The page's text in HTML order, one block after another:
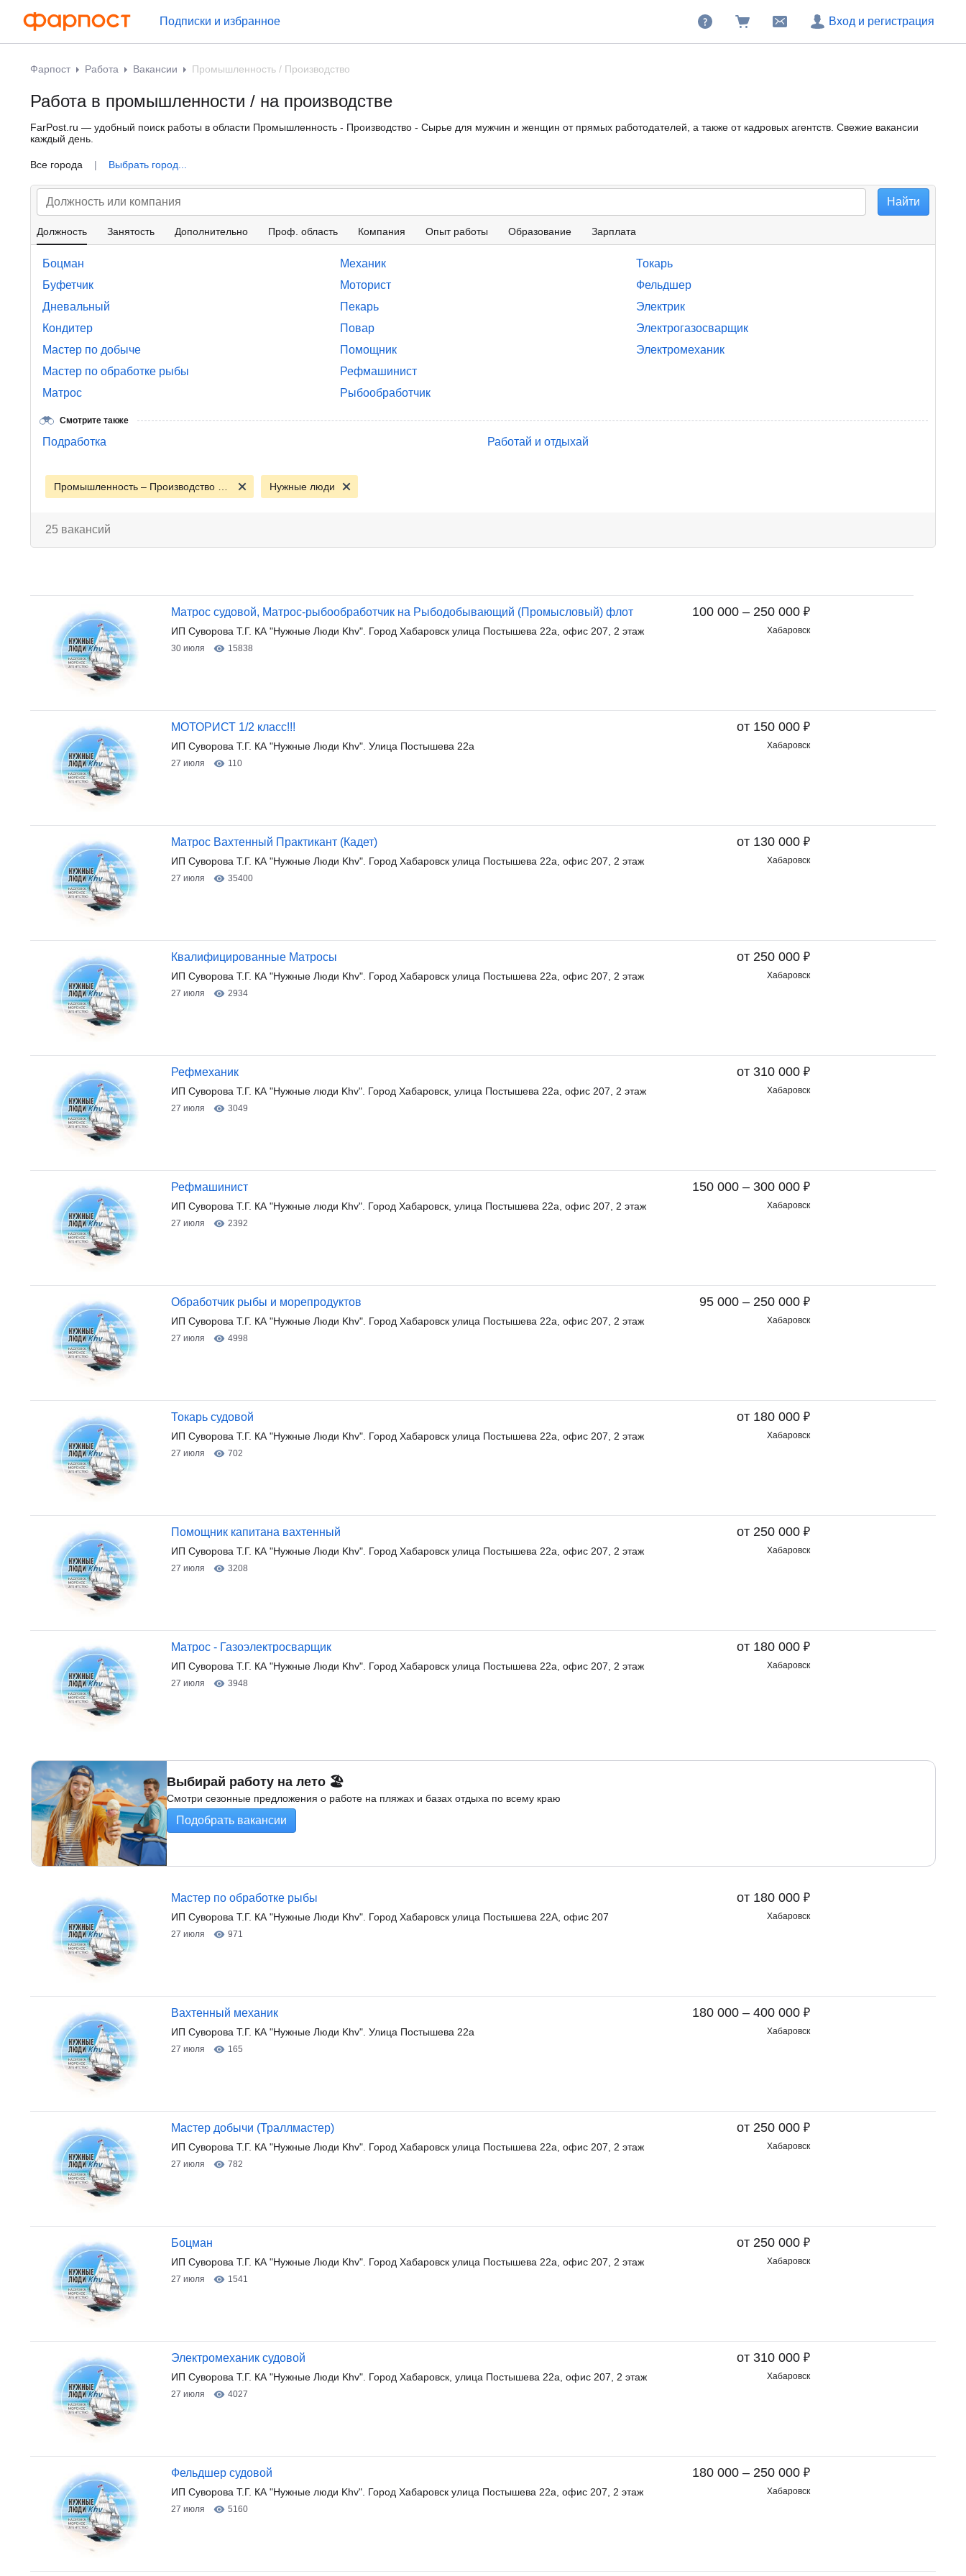
Подписки и избранное Вход и регистрация
Фарпост Работа Вакансии Промышленность / Производство
Работа в промышленности / на производстве
FarPost.ru — удобный поиск работы в области Промышленность - Производство - Сырье для мужчин и женщин от прямых работодателей, а также от кадровых агентств. Свежие вакансии
каждый день.
Все города | Выбрать город...
Должность Занятость Дополнительно Проф. область Компания Опыт работы Образование Зарплата
Боцман
Буфетчик
Дневальный
Кондитер
Мастер по добыче
Мастер по обработке рыбы
Матрос
Механик
Моторист
Пекарь
Повар
Помощник
Рефмашинист
Рыбообработчик
Токарь
Фельдшер
Электрик
Электрогазосварщик
Электромеханик
Смотрите также
Подработка Работай и отдыхай
Нужные люди
25 вакансий
100 000 – 250 000 ₽
Хабаровск
Матрос судовой, Матрос-рыбообработчик на Рыбодобывающий (Промысловый) флот
ИП Суворова Т.Г. КА "Нужные Люди Khv". Город Хабаровск улица Постышева 22а, офис 207, 2 этаж
30 июля 15838
от 150 000 ₽
Хабаровск
МОТОРИСТ 1/2 класс!!!
ИП Суворова Т.Г. КА "Нужные Люди Khv". Улица Постышева 22а
27 июля 110
от 130 000 ₽
Хабаровск
Матрос Вахтенный Практикант (Кадет)
ИП Суворова Т.Г. КА "Нужные Люди Khv". Город Хабаровск улица Постышева 22а, офис 207, 2 этаж
27 июля 35400
от 250 000 ₽
Хабаровск
Квалифицированные Матросы
ИП Суворова Т.Г. КА "Нужные Люди Khv". Город Хабаровск улица Постышева 22а, офис 207, 2 этаж
27 июля 2934
от 310 000 ₽
Хабаровск
Рефмеханик
ИП Суворова Т.Г. КА "Нужные люди Khv". Город Хабаровск, улица Постышева 22а, офис 207, 2 этаж
27 июля 3049
150 000 – 300 000 ₽
Хабаровск
Рефмашинист
ИП Суворова Т.Г. КА "Нужные люди Khv". Город Хабаровск, улица Постышева 22а, офис 207, 2 этаж
27 июля 2392
95 000 – 250 000 ₽
Хабаровск
Обработчик рыбы и морепродуктов
ИП Суворова Т.Г. КА "Нужные Люди Khv". Город Хабаровск улица Постышева 22а, офис 207, 2 этаж
27 июля 4998
от 180 000 ₽
Хабаровск
Токарь судовой
ИП Суворова Т.Г. КА "Нужные Люди Khv". Город Хабаровск улица Постышева 22а, офис 207, 2 этаж
27 июля 702
от 250 000 ₽
Хабаровск
Помощник капитана вахтенный
ИП Суворова Т.Г. КА "Нужные Люди Khv". Город Хабаровск улица Постышева 22а, офис 207, 2 этаж
27 июля 3208
от 180 000 ₽
Хабаровск
Матрос - Газоэлектросварщик
ИП Суворова Т.Г. КА "Нужные Люди Khv". Город Хабаровск улица Постышева 22а, офис 207, 2 этаж
27 июля 3948
Выбирай работу на лето 🏖
Смотри сезонные предложения о работе на пляжах и базах отдыха по всему краю
Подобрать вакансии
от 180 000 ₽
Хабаровск
Мастер по обработке рыбы
ИП Суворова Т.Г. КА "Нужные Люди Khv". Город Хабаровск улица Постышева 22А, офис 207
27 июля 971
180 000 – 400 000 ₽
Хабаровск
Вахтенный механик
ИП Суворова Т.Г. КА "Нужные Люди Khv". Улица Постышева 22а
27 июля 165
от 250 000 ₽
Хабаровск
Мастер добычи (Траллмастер)
ИП Суворова Т.Г. КА "Нужные Люди Khv". Город Хабаровск улица Постышева 22а, офис 207, 2 этаж
27 июля 782
от 250 000 ₽
Хабаровск
Боцман
ИП Суворова Т.Г. КА "Нужные Люди Khv". Город Хабаровск улица Постышева 22а, офис 207, 2 этаж
27 июля 1541
от 310 000 ₽
Хабаровск
Электромеханик судовой
ИП Суворова Т.Г. КА "Нужные Люди Khv". Город Хабаровск, улица Постышева 22а, офис 207, 2 этаж
27 июля 4027
180 000 – 250 000 ₽
Хабаровск
Фельдшер судовой
ИП Суворова Т.Г. КА "Нужные люди Khv". Город Хабаровск улица Постышева 22а, офис 207, 2 этаж
27 июля 5160